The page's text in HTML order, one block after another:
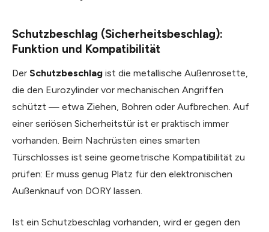
Schutzbeschlag (Sicherheitsbeschlag):
Funktion und Kompatibilität
Der Schutzbeschlag ist die metallische Außenrosette,
die den Eurozylinder vor mechanischen Angriffen
schützt — etwa Ziehen, Bohren oder Aufbrechen. Auf
einer seriösen Sicherheitstür ist er praktisch immer
vorhanden. Beim Nachrüsten eines smarten
Türschlosses ist seine geometrische Kompatibilität zu
prüfen: Er muss genug Platz für den elektronischen
Außenknauf von DORY lassen.
Ist ein Schutzbeschlag vorhanden, wird er gegen den